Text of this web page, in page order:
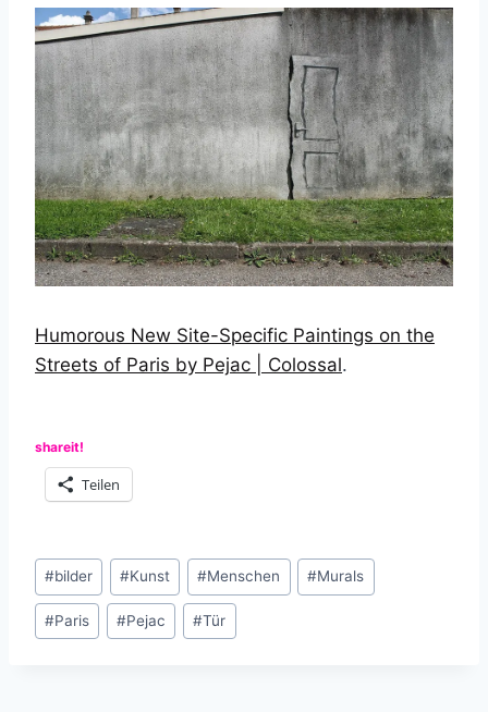
Humorous New Site-Specific Paintings on the
Streets of Paris by Pejac | Colossal.
shareit!
Teilen
Schlagworte:
#bilder #Kunst #Menschen #Murals
#Paris #Pejac #Tür